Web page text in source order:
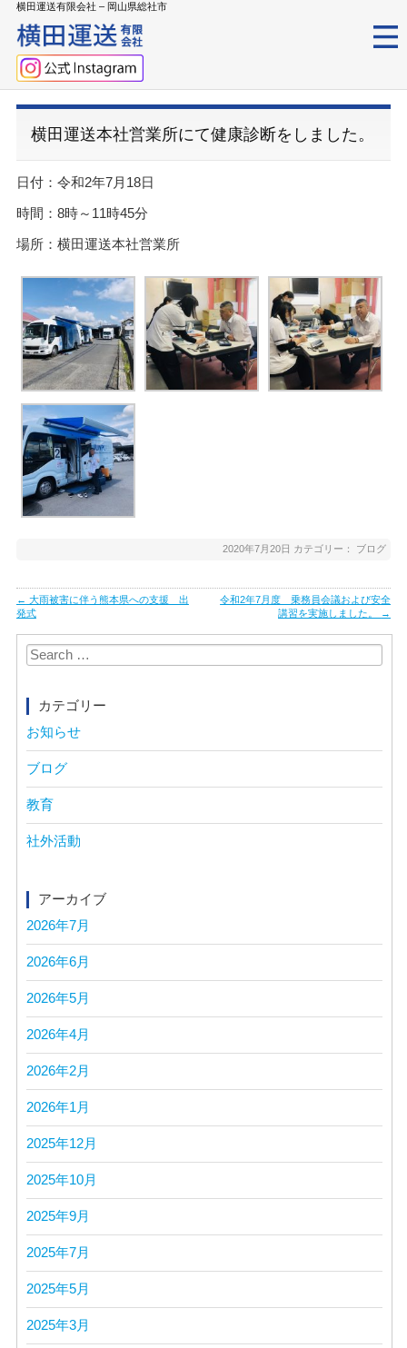
横田運送有限会社 – 岡山県総社市
横田運送本社営業所にて健康診断をしました。
日付：令和2年7月18日
時間：8時～11時45分
場所：横田運送本社営業所
2020年7月20日 カテゴリー： ブログ
Post
navigation
← 大雨被害に伴う熊本県への支援 出
発式
令和2年7月度 乗務員会議および安全
講習を実施しました。
→
Search
for:
カテゴリー
お知らせ
ブログ
教育
社外活動
アーカイブ
2026年7月
2026年6月
2026年5月
2026年4月
2026年2月
2026年1月
2025年12月
2025年10月
2025年9月
2025年7月
2025年5月
2025年3月